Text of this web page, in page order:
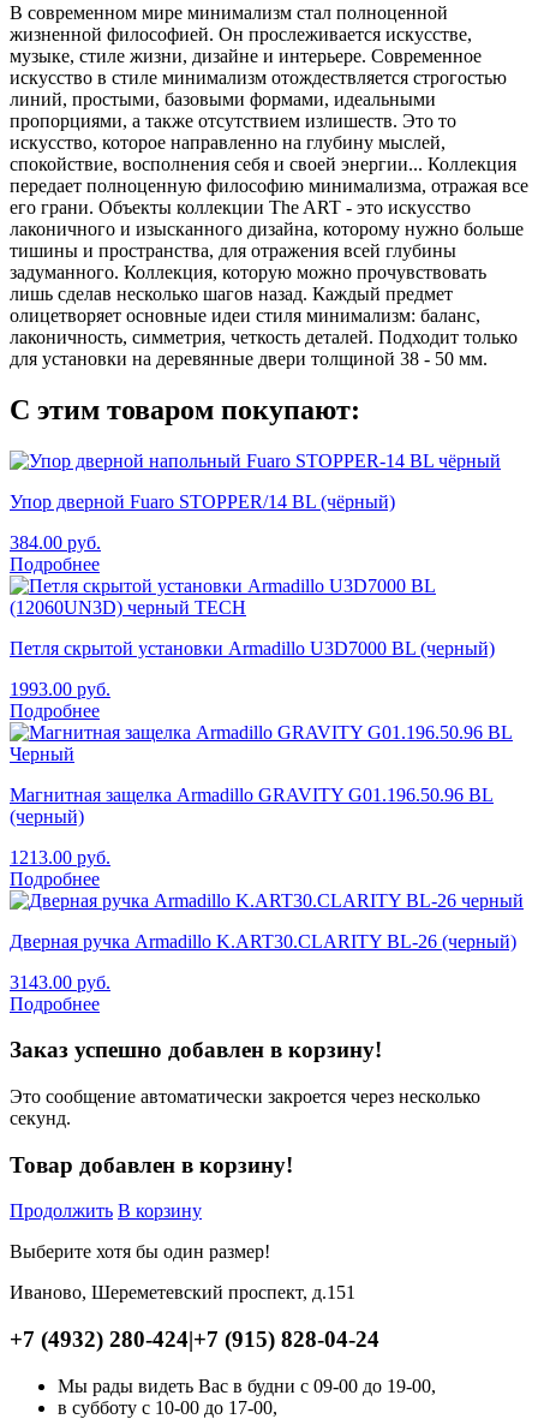
В современном мире минимализм стал полноценной
жизненной философией. Он прослеживается искусстве,
музыке, стиле жизни, дизайне и интерьере. Современное
искусство в стиле минимализм отождествляется строгостью
линий, простыми, базовыми формами, идеальными
пропорциями, а также отсутствием излишеств. Это то
искусство, которое направленно на глубину мыслей,
спокойствие, восполнения себя и своей энергии... Коллекция
передает полноценную философию минимализма, отражая все
его грани. Объекты коллекции The ART - это искусство
лаконичного и изысканного дизайна, которому нужно больше
тишины и пространства, для отражения всей глубины
задуманного. Коллекция, которую можно прочувствовать
лишь сделав несколько шагов назад. Каждый предмет
олицетворяет основные идеи стиля минимализм: баланс,
лаконичность, симметрия, четкость деталей. Подходит только
для установки на деревянные двери толщиной 38 - 50 мм.
С этим товаром покупают:
Упор дверной Fuaro STOPPER/14 BL (чёрный)
384.00 руб.
Подробнее
Петля скрытой установки Armadillo U3D7000 BL (черный)
1993.00 руб.
Подробнее
Магнитная защелка Armadillo GRAVITY G01.196.50.96 BL
(черный)
1213.00 руб.
Подробнее
Дверная ручка Armadillo K.ART30.CLARITY BL-26 (черный)
3143.00 руб.
Подробнее
Заказ успешно добавлен в корзину!
Это сообщение автоматически закроется через несколько
секунд.
Товар добавлен в корзину!
Продолжить В корзину
Выберите хотя бы один размер!
Иваново, Шереметевский проспект, д.151
+7 (4932) 280-424|+7 (915) 828-04-24
Мы рады видеть Вас в будни с 09-00 до 19-00,
в субботу с 10-00 до 17-00,